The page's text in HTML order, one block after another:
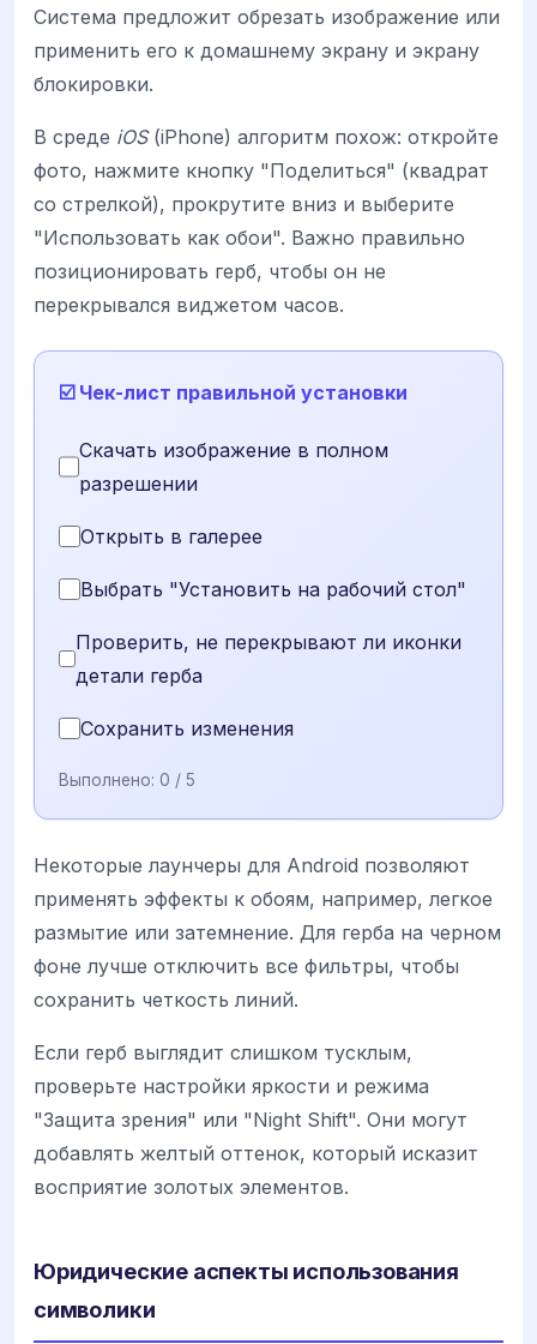
Система предложит обрезать изображение или
применить его к домашнему экрану и экрану
блокировки.
В среде iOS(iPhone) алгоритм похож: откройте
фото, нажмите кнопку "Поделиться" (квадрат
со стрелкой), прокрутите вниз и выберите
"Использовать как обои". Важно правильно
позиционировать герб, чтобы он не
перекрывался виджетом часов.
☑️ Чек-лист правильной установки
Скачать изображение в полном
разрешении
Открыть в галерее
Выбрать "Установить на рабочий стол"
Проверить, не перекрывают ли иконки
детали герба
Сохранить изменения
Выполнено: 0 / 5
Некоторые лаунчеры для Android позволяют
применять эффекты к обоям, например, легкое
размытие или затемнение. Для герба на черном
фоне лучше отключить все фильтры, чтобы
сохранить четкость линий.
Если герб выглядит слишком тусклым,
проверьте настройки яркости и режима
"Защита зрения" или "Night Shift". Они могут
добавлять желтый оттенок, который исказит
восприятие золотых элементов.
Юридические аспекты использования
символики